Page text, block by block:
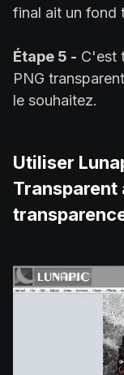
final ait un fond
Étape 5 - C'est
PNG
le souhaitez.
Utiliser
Transparent